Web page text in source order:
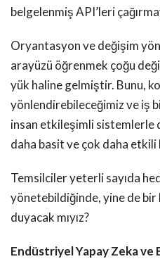
belgelenmiş API’leri
Oryantasyon ve değişim
arayüzü öğrenmek çoğu
yük haline gelmiştir. Bunu,
yönlendirebileceğimiz ve iş
insan etkileşimli
daha basit ve çok daha
Temsilciler yeterli sayıda
yönetebildiğinde, yine de bir
duyacak mıyız?
Endüstriyel Yapay Zeka ve